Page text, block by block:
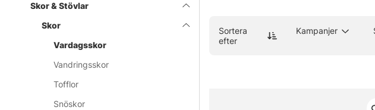
Skor & Stövlar
Skor
Vardagsskor
Vandringsskor
Tofflor
Snöskor
Sortera
efter
Kampanjer